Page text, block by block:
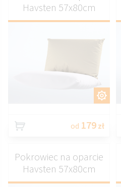
Havsten 57x80cm
od 179 zł
Pokrowiec na oparcie
Havsten 57x80cm